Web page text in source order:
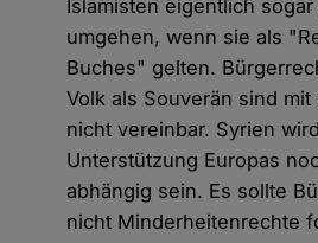
Islamisten eigentlich
umgehen, wenn sie als
Buches" gelten.
Volk als Souverän sind mit
nicht vereinbar. Syrien
Unterstützung Europas
abhängig sein. Es sollte
nicht Minderheitenrechte